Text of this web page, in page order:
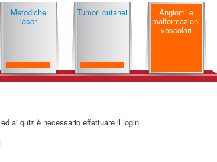
Metodiche
laser
Tumori cutanei Angiomi e
mal­for­ma­zio­ni
vascolari
ai quiz è necessario effettuare il login